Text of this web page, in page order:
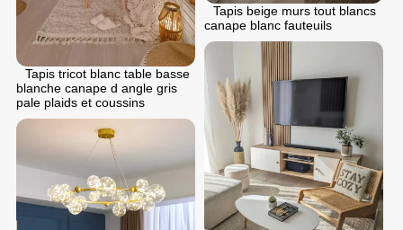
Tapis beige murs tout blancs
canape blanc fauteuils
Tapis tricot blanc table basse
blanche canape d angle gris
pale plaids et coussins